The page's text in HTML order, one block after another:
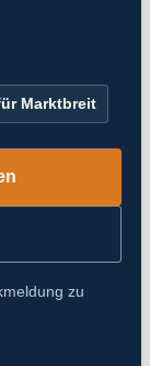
Marktbreit
zu